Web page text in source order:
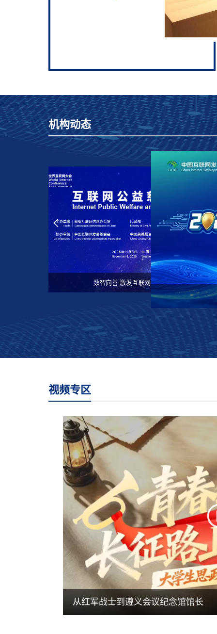
机构动态
2026“互联中国公益行动”将在贵州贵阳启动
​2025年“携手健步行·公益助佛坪”微信公益捐步活动启动​
数智向善 激发互联网公益新动能
视频专区
从红军战士到遵义会议纪念馆馆长